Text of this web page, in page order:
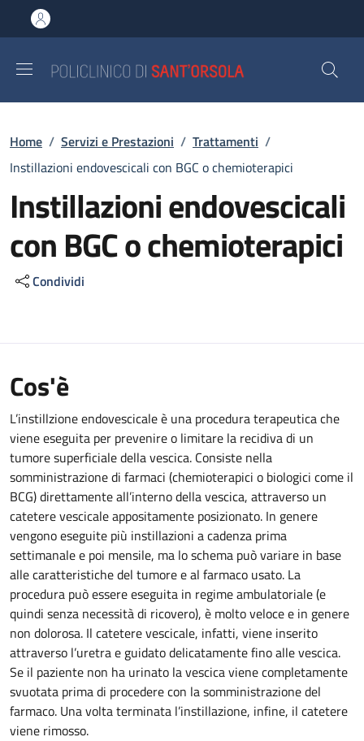
al contenuto principale
to footer content
Briciole di pane
Home / Servizi e Prestazioni / Trattamenti /
Instillazioni endovescicali con BGC o chemioterapici
Instillazioni endovescicali
con BGC o chemioterapici
Condividi
Cos'è
L’instillzione endovescicale è una procedura terapeutica che
viene eseguita per prevenire o limitare la recidiva di un
tumore superficiale della vescica. Consiste nella
somministrazione di farmaci (chemioterapici o biologici come il
BCG) direttamente all’interno della vescica, attraverso un
catetere vescicale appositamente posizionato. In genere
vengono eseguite più instillazioni a cadenza prima
settimanale e poi mensile, ma lo schema può variare in base
alle caratteristiche del tumore e al farmaco usato. La
procedura può essere eseguita in regime ambulatoriale (e
quindi senza necessità di ricovero), è molto veloce e in genere
non dolorosa. Il catetere vescicale, infatti, viene inserito
attraverso l’uretra e guidato delicatamente fino alle vescica.
Se il paziente non ha urinato la vescica viene completamente
svuotata prima di procedere con la somministrazione del
farmaco. Una volta terminata l’instillazione, infine, il catetere
viene rimosso.